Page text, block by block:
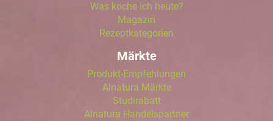
Was koche ich heute?
Magazin
Rezeptkategorien
Märkte
Produkt-Empfehlungen
Alnatura Märkte
Studirabatt
Alnatura Handelspartner